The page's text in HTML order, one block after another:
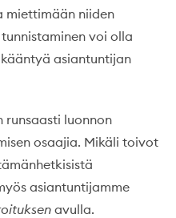
miettimään niiden
voi olla
asiantuntijan
runsaasti luonnon
osaajia. Mikäli toivot
asiantuntijamme
avulla.